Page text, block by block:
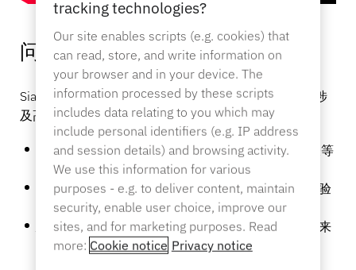
体育与娱乐
酒店与餐饮业
灯具制造商
销售点
平板电脑支架
问题所在
Siam T.V. 公司在产品安全方面面临重大挑战，尤其是涉
及高价值Apple 产品的安全问题。这些问题包括
产品损失：频繁失窃，尤其是 iPhone 和Apple 手表等
Apple 产品，造成重大经济损失，错失销售良机。
客户体验：既要保证产品安全，又要让客户充分体验
产品。
安全措施不得力：以往使用防盗警报器和产品电缆来
防止盗窃的尝试证明是不够的。
tracking technologies?
Our site enables scripts (e.g. cookies) that
can read, store, and write information on
your browser and in your device. The
information processed by these scripts
includes data relating to you which may
include personal identifiers (e.g. IP address
and session details) and browsing activity.
We use this information for various
purposes - e.g. to deliver content, maintain
security, enable user choice, improve our
sites, and for marketing purposes. Read
more: Cookie notice Privacy notice